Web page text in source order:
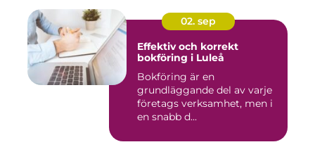
02. sep
Effektiv och korrekt
bokföring i Luleå
Bokföring är en
grundläggande del av varje
företags verksamhet, men i
en snabb d...